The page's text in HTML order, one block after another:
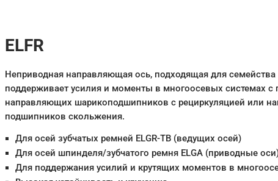
ELFR
Неприводная направляющая ось, подходящая для семейства
поддерживает усилия и моменты в многоосевых системах
направляющих шарикоподшипников с рециркуляцией или
подшипников скольжения.
Для осей зубчатых ремней ELGR-TB (ведущих осей)
Для осей шпинделя/зубчатого ремня ELGA (приводные
Для поддержания усилий и крутящих моментов в